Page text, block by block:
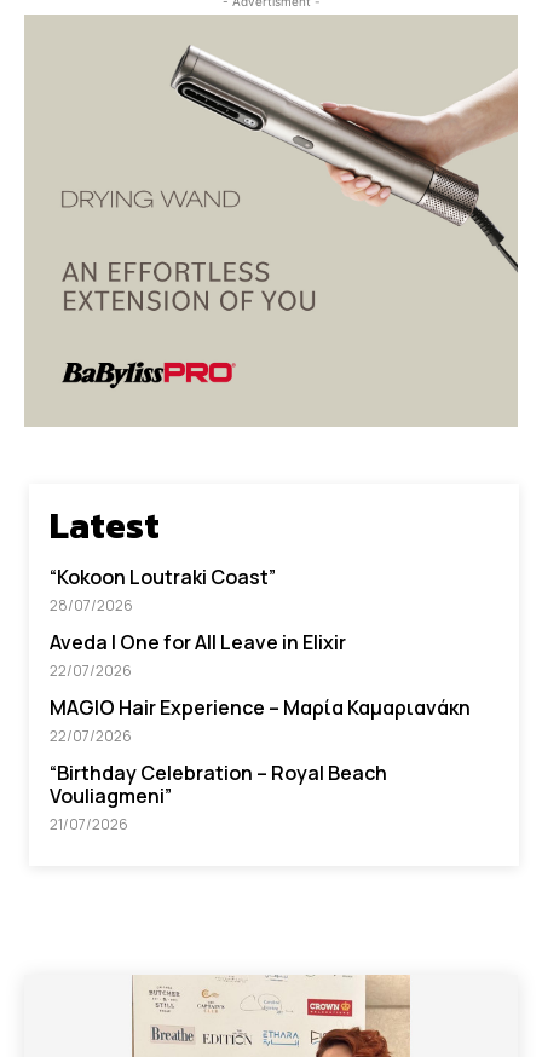
Latest
“Kokoon Loutraki Coast”
28/07/2026
Aveda I One for All Leave in Elixir
22/07/2026
MAGIO Hair Experience – Μαρία Καμαριανάκη
22/07/2026
“Βirthday Celebration – Royal Beach
Vouliagmeni”
21/07/2026